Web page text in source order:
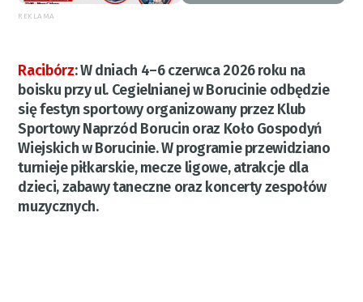
REKLAMA
Racibórz:W dniach 4–6 czerwca 2026 roku na
boisku przy ul. Cegielnianej w Borucinie odbędzie
się festyn sportowy organizowany przez Klub
Sportowy Naprzód Borucin oraz Koło Gospodyń
Wiejskich w Borucinie. W programie przewidziano
turnieje piłkarskie, mecze ligowe, atrakcje dla
dzieci, zabawy taneczne oraz koncerty zespołów
muzycznych.